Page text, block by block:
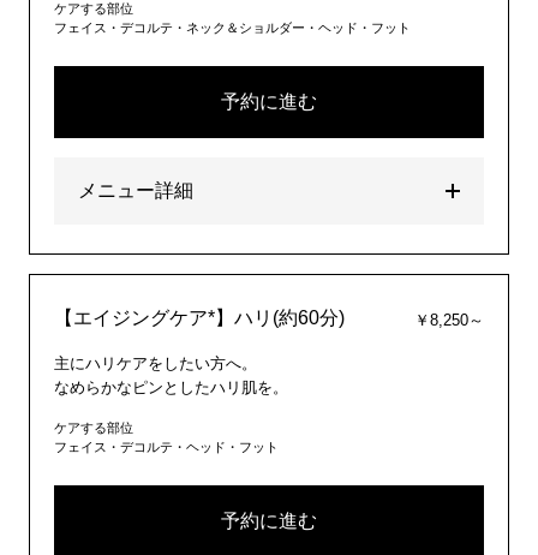
ケアする部位
フェイス・デコルテ・ネック＆ショルダー・ヘッド・フット
予約に進む
メニュー詳細
【エイジングケア*】ハリ(約60分) ￥8,250～
主にハリケアをしたい方へ。
なめらかなピンとしたハリ肌を。
ケアする部位
フェイス・デコルテ・ヘッド・フット
予約に進む